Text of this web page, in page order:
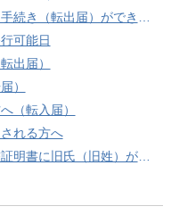
き（転出届）ができます
可能日
出届）
）
（転入届）
れる方へ
）が併記できるようになりました！